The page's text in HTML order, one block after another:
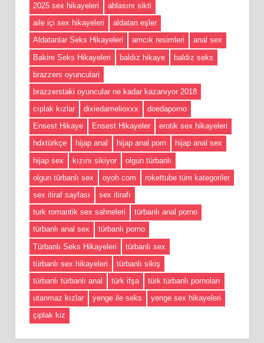
2025 sex hikayeleri
ablasını sikti
aile içi sex hikayeleri
aldatan eşler
Aldatanlar Seks Hikayeleri
amcık resimleri
anal sex
Bakire Seks Hikayeleri
baldız hikaye
baldız seks
brazzers oyunculari
brazzerstaki oyuncular ne kadar kazanıyor 2018
cıplak kızlar
dixiedamelioxxx
doedaporno
Ensest Hikaye
Ensest Hikayeler
erotik sex hikayeleri
hdxtürkçe
hijap anal hijap anal porn
hijap anal sex
hijap sex
kızını sikiyor
olgun türbanlı
olgun türbanlı sex
oyoh com
rokettube tüm kategoriler
sex itiraf sayfası
sex itirafı
turk romantik sex sahneleri
türbanlı anal porno
türbanlı anal sex
türbanlı porno
Türbanlı Seks Hikayeleri
türbanlı sex
türbanlı sex hikayeleri
türbanlı sikiş
türbanlı türbanlı anal
türk ifşa
türk türbanlı pornoları
utanmaz kızlar
yenge ile seks
yenge sex hikayeleri
çiplak kiz